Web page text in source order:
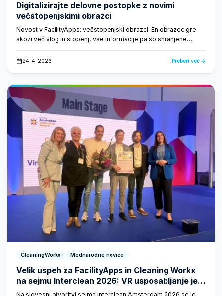
Digitalizirajte delovne postopke z novimi
večstopenjskimi obrazci
Novost v FacilityApps: večstopenjski obrazci. En obrazec gre
skozi več vlog in stopenj, vse informacije pa so shranjene
poštnih sporočil - samo hiter in pregleden potek dela.
24-4-2026 Preberi več
CleaningWorkx Mednarodne novice
Velik uspeh za FacilityApps in Cleaning Workx
na sejmu Interclean 2026: VR usposabljanje je
prejelo dve prestižni nagradi
Na slovesni otvoritvi sejma Interclean Amsterdam 2026 se je